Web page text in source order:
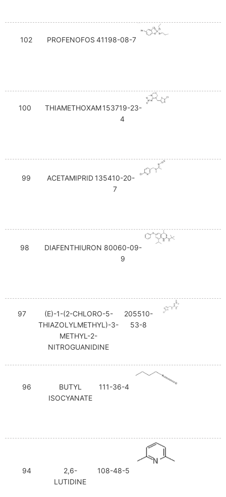
102 PROFENOFOS 41198-08-7
100 THIAMETHOXAM153719-23-
4
99 ACETAMIPRID 135410-20-
7
98 DIAFENTHIURON 80060-09-
9
97
(E)-1-(2-CHLORO-5-
THIAZOLYLMETHYL)-3-
METHYL-2-
NITROGUANIDINE
205510-
53-8
96
BUTYL
ISOCYANATE
111-36-4
94
2,6-
LUTIDINE
108-48-5